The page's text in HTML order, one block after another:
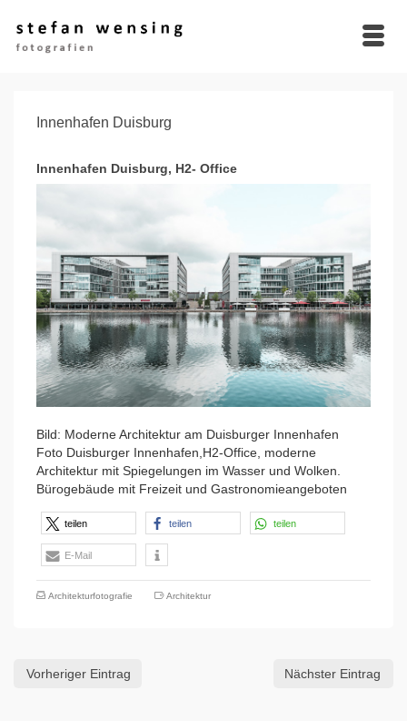
Innenhafen Duisburg
Innenhafen Duisburg, H2- Office
Bild: Moderne Architektur am Duisburger Innenhafen
Foto Duisburger Innenhafen,H2-Office, moderne
Architektur mit Spiegelungen im Wasser und Wolken.
Bürogebäude mit Freizeit und Gastronomieangeboten
teilen teilen teilen
E-Mail
Architekturfotografie Architektur
Vorheriger Eintrag Nächster Eintrag